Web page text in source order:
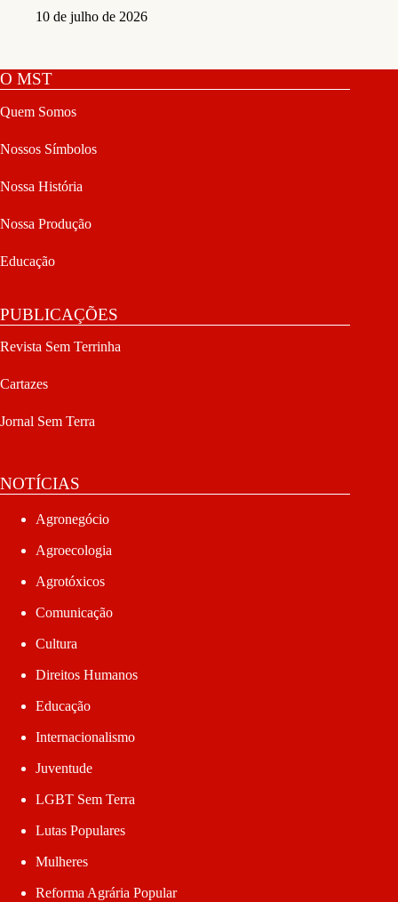
10 de julho de 2026
O MST
Quem Somos
Nossos Símbolos
Nossa História
Nossa Produção
Educação
PUBLICAÇÕES
Revista Sem Terrinha
Cartazes
Jornal Sem Terra
NOTÍCIAS
Agronegócio
Agroecologia
Agrotóxicos
Comunicação
Cultura
Direitos Humanos
Educação
Internacionalismo
Juventude
LGBT Sem Terra
Lutas Populares
Mulheres
Reforma Agrária Popular